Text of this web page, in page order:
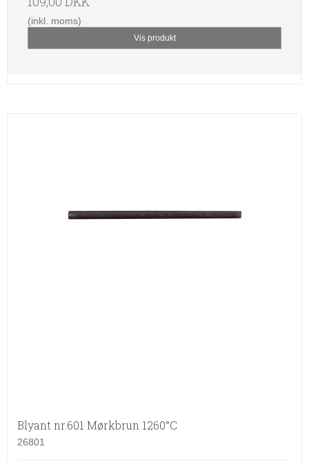
(inkl. moms)
Vis produkt
Blyant nr.601 Mørkbrun 1260°C
26801